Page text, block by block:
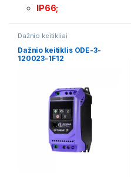
IP66;
Dažnio keitikliai
Dažnio keitiklis ODE-3-
120023-1F12